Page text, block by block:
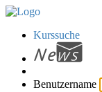
Kurssuche
Benutzername